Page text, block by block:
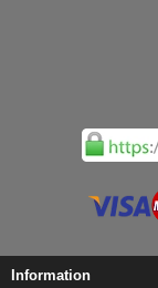
Information